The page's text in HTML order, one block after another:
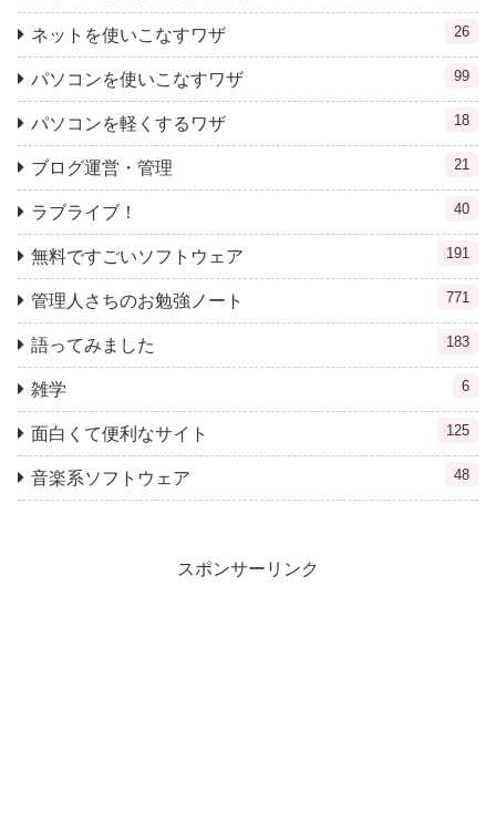
ネットを使いこなすワザ 26
パソコンを使いこなすワザ 99
パソコンを軽くするワザ 18
ブログ運営・管理 21
ラブライブ！ 40
無料ですごいソフトウェア 191
管理人さちのお勉強ノート 771
語ってみました 183
雑学 6
面白くて便利なサイト 125
音楽系ソフトウェア 48
スポンサーリンク